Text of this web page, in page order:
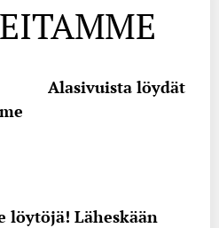
Alasivuista löydät
löytöjä! Läheskään